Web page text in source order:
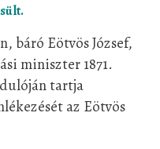
báró Eötvös József,
miniszter 1871.
tartja
az Eötvös